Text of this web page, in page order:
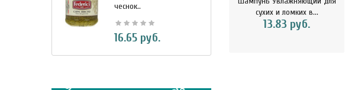
чеснок..
16.65 руб.
75 г 1..
сухих и ломких в...
13.83 руб.